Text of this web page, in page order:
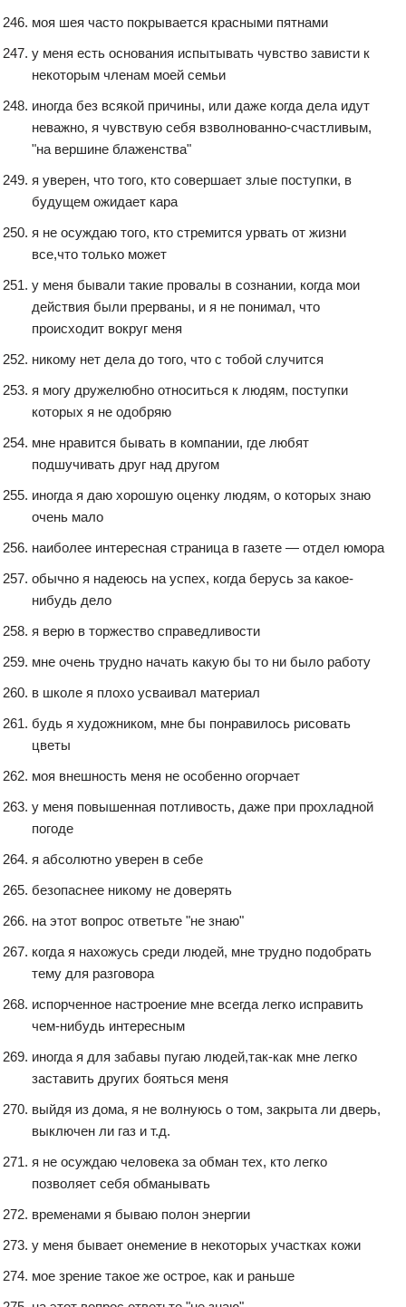
моя шея часто покрывается красными пятнами
у меня есть основания испытывать чувство зависти к
некоторым членам моей семьи
иногда без всякой причины, или даже когда дела идут
неважно, я чувствую себя взволнованно-счастливым,
"на вершине блаженства"
я уверен, что того, кто совершает злые поступки, в
будущем ожидает кара
я не осуждаю того, кто стремится урвать от жизни
все,что только может
у меня бывали такие провалы в сознании, когда мои
действия были прерваны, и я не понимал, что
происходит вокруг меня
никому нет дела до того, что с тобой случится
я могу дружелюбно относиться к людям, поступки
которых я не одобряю
мне нравится бывать в компании, где любят
подшучивать друг над другом
иногда я даю хорошую оценку людям, о которых знаю
очень мало
наиболее интересная страница в газете — отдел юмора
обычно я надеюсь на успех, когда берусь за какое-
нибудь дело
я верю в торжество справедливости
мне очень трудно начать какую бы то ни было работу
в школе я плохо усваивал материал
будь я художником, мне бы понравилось рисовать
цветы
моя внешность меня не особенно огорчает
у меня повышенная потливость, даже при прохладной
погоде
я абсолютно уверен в себе
безопаснее никому не доверять
на этот вопрос ответьте "не знаю"
когда я нахожусь среди людей, мне трудно подобрать
тему для разговора
испорченное настроение мне всегда легко исправить
чем-нибудь интересным
иногда я для забавы пугаю людей,так-как мне легко
заставить других бояться меня
выйдя из дома, я не волнуюсь о том, закрыта ли дверь,
выключен ли газ и т.д.
я не осуждаю человека за обман тех, кто легко
позволяет себя обманывать
временами я бываю полон энергии
у меня бывает онемение в некоторых участках кожи
мое зрение такое же острое, как и раньше